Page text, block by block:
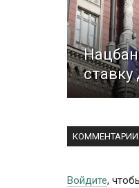
ставку
КОММЕНТАРИИ
Войдите,